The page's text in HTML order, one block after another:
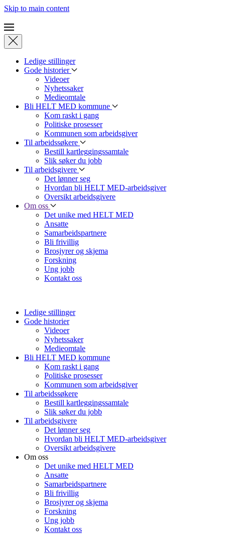
Skip to main content
Ledige stillinger
Gode historier
Videoer
Nyhetssaker
Medieomtale
Bli HELT MED kommune
Kom raskt i gang
Politiske prosesser
Kommunen som arbeidsgiver
Til arbeidssøkere
Bestill kartleggingssamtale
Slik søker du jobb
Til arbeidsgivere
Det lønner seg
Hvordan bli HELT MED-arbeidsgiver
Oversikt arbeidsgivere
Om oss
Det unike med HELT MED
Ansatte
Samarbeidspartnere
Bli frivillig
Brosjyrer og skjema
Forskning
Ung jobb
Kontakt oss
Ledige stillinger
Gode historier
Videoer
Nyhetssaker
Medieomtale
Bli HELT MED kommune
Kom raskt i gang
Politiske prosesser
Kommunen som arbeidsgiver
Til arbeidssøkere
Bestill kartleggingssamtale
Slik søker du jobb
Til arbeidsgivere
Det lønner seg
Hvordan bli HELT MED-arbeidsgiver
Oversikt arbeidsgivere
Om oss
Det unike med HELT MED
Ansatte
Samarbeidspartnere
Bli frivillig
Brosjyrer og skjema
Forskning
Ung jobb
Kontakt oss